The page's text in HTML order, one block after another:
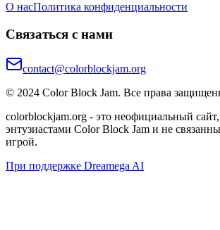
О насПолитика конфиденциальности
Связаться с нами
contact@colorblockjam.org
© 2024 Color Block Jam. Все права
colorblockjam.org - это неофициальный
энтузиастами Color Block Jam и не
игрой.
При поддержке Dreamega AI